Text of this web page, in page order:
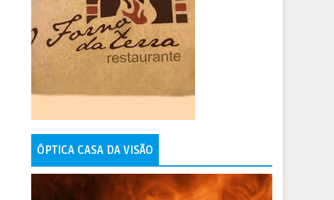
ÓPTICA CASA DA VISÃO